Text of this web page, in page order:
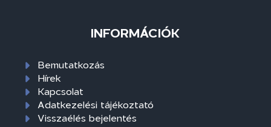
INFORMÁCIÓK
Bemutatkozás
Hírek
Kapcsolat
Adatkezelési tájékoztató
Visszaélés bejelentés